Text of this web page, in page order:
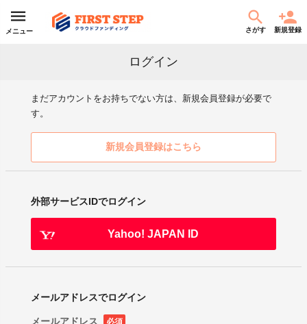
メニュー さがす 新規登録
ログイン
まだアカウントをお持ちでない方は、新規会員登録が必要で
す。
新規会員登録はこちら
外部サービスIDでログイン
Yahoo! JAPAN ID
メールアドレスでログイン
メールアドレス 必須